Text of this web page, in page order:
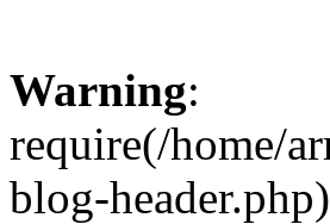
Warning:
require(/home/
blog-